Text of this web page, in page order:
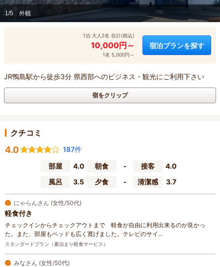
1/5 外観
1泊 大人2名 合計(税込)
10,000円～
1名 5,000円～
宿泊プランを探す
JR鴨島駅から徒歩3分 県西部へのビジネス・観光にご利用下さい
宿をクリップ
クチコミ
4.0
187件
部屋
4.0 朝食 - 接客
4.0
風呂
3.5 夕食 - 清潔感 3.7
にゃらんさん (女性/50代)
軽食付き
チェックインからチェックアウトまで 軽食が自由に利用出来るのが良かっ
た。また、部屋もベッドも広く寛げました。テレビのサイ…
スタンダードプラン（素泊まり軽食サービス）
みなさん (女性/50代)